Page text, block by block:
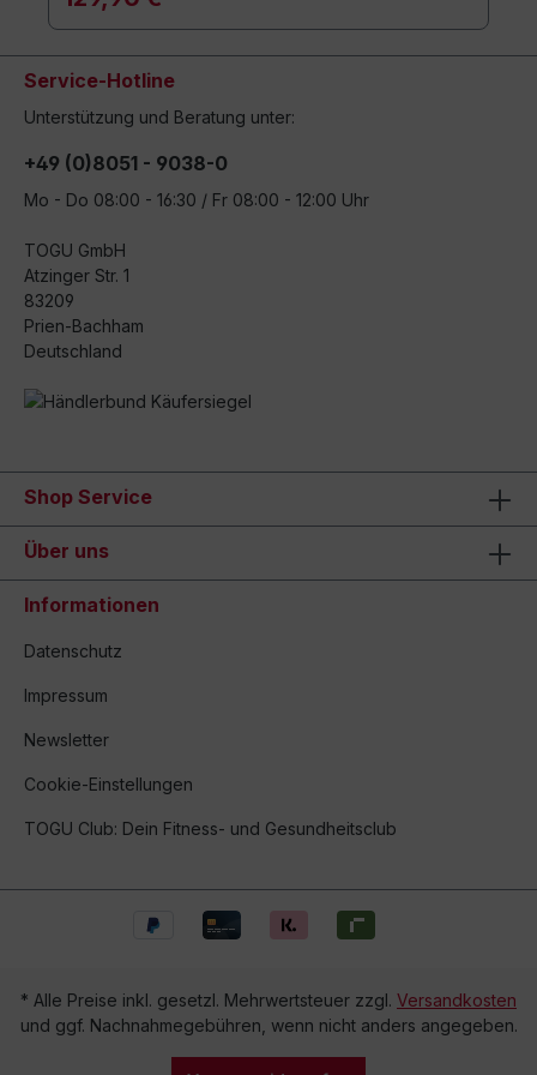
Service-Hotline
Unterstützung und Beratung unter:
+49 (0)8051 - 9038-0
Mo - Do 08:00 - 16:30 / Fr 08:00 - 12:00 Uhr
TOGU GmbH
Atzinger Str. 1
83209
Prien-Bachham
Deutschland
Shop Service
Über uns
Informationen
Datenschutz
Impressum
Newsletter
Cookie-Einstellungen
TOGU Club: Dein Fitness- und Gesundheitsclub
* Alle Preise inkl. gesetzl. Mehrwertsteuer zzgl. Versandkosten
und ggf. Nachnahmegebühren, wenn nicht anders angegeben.